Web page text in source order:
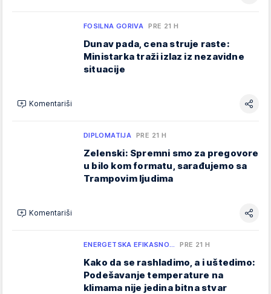
FOSILNA GORIVA PRE 21 H
Dunav pada, cena struje raste:
Ministarka traži izlaz iz nezavidne
situacije
Komentariši
DIPLOMATIJA PRE 21 H
Zelenski: Spremni smo za pregovore
u bilo kom formatu, sarađujemo sa
Trampovim ljudima
Komentariši
ENERGETSKA EFIKASNO… PRE 21 H
Kako da se rashladimo, a i uštedimo:
Podešavanje temperature na
klimama nije jedina bitna stvar